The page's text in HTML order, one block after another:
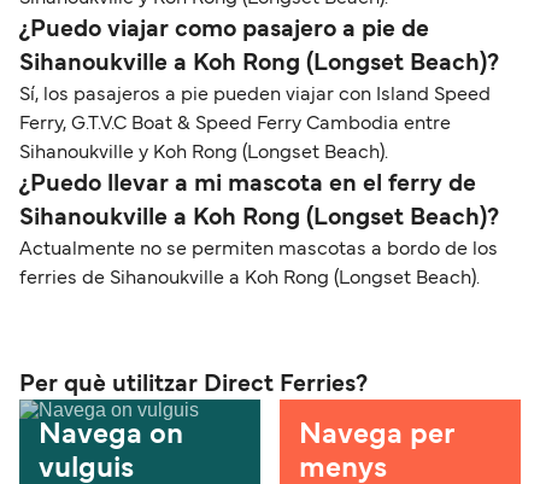
¿Puedo viajar como pasajero a pie de
Sihanoukville a Koh Rong (Longset Beach)?
Sí, los pasajeros a pie pueden viajar con Island Speed
Ferry, G.T.V.C Boat & Speed Ferry Cambodia entre
Sihanoukville y Koh Rong (Longset Beach).
¿Puedo llevar a mi mascota en el ferry de
Sihanoukville a Koh Rong (Longset Beach)?
Actualmente no se permiten mascotas a bordo de los
ferries de Sihanoukville a Koh Rong (Longset Beach).
Per què utilitzar Direct Ferries?
Navega on
vulguis
Navega per
menys